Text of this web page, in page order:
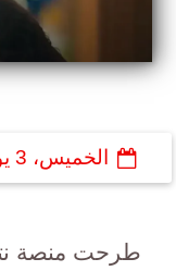
الخميس، 3 يوليو 2025
طرحت منصة